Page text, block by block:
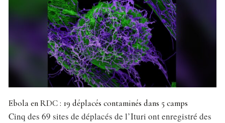
Ebola en RDC : 19 déplacés contaminés dans 5 camps
Cinq des 69 sites de déplacés de l’Ituri ont enregistré des